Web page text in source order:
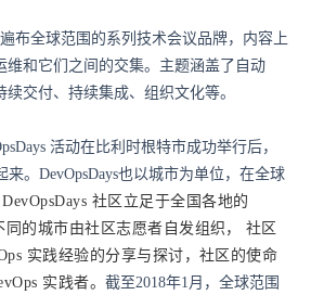
遍布全球范围的系列技术会议品牌，内容上
维和它们之间的交集。主题涵盖了自动
交付、持续集成、组织文化等。
活动在比利时根特市成功举行后，
来。DevOpsDays也以城市为单位，在全球
社区立足于全国各地的
同的城市由社区志愿者自发组织，
社区
实践经验的分享与探讨，社区的使命
实践者。截至2018年1月，全球范围